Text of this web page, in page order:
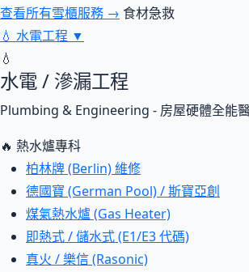
查看所有雪櫃服務 → 食材急救
💧 水電工程 ▼
💧
水電 / 滲漏工程
Plumbing & Engineering - 房屋硬體全能
🔥 熱水爐專科
柏林牌 (Berlin) 維修
德國寶 (German Pool) / 斯寶亞創
煤氣熱水爐 (Gas Heater)
即熱式 / 儲水式 (E1/E3 代碼)
真火 / 樂信 (Rasonic)